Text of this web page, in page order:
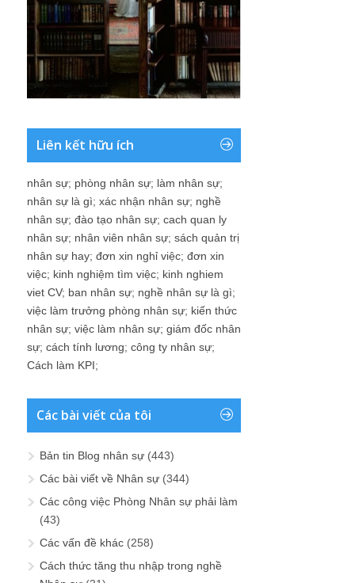
Liên kết hữu ích
nhân sự; phòng nhân sự; làm nhân sự;
nhân sự là gì; xác nhận nhân sự; nghề
nhân sự; đào tạo nhân sự; cach quan ly
nhân sự; nhân viên nhân sự; sách quản trị
nhân sự hay; đơn xin nghỉ việc; đơn xin
việc; kinh nghiệm tìm việc; kinh nghiem
viet CV; ban nhân sự; nghề nhân sự là gì;
việc làm trưởng phòng nhân sự; kiến thức
nhân sự; việc làm nhân sự; giám đốc nhân
sự; cách tính lương; công ty nhân sự;
Cách làm KPI;
Các bài viết của tôi
Bản tin Blog nhân sự (443)
Các bài viết về Nhân sự (344)
Các công việc Phòng Nhân sự phải làm
(43)
Các vấn đề khác (258)
Cách thức tăng thu nhập trong nghề